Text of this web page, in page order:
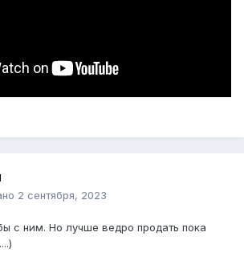
2 сентября, 2023
с ним. Но лучше ведро продать пока